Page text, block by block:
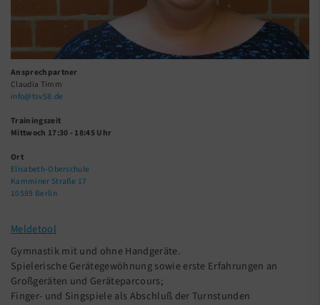
Ansprechpartner
Claudia Timm
info@tsv58.de
Trainingszeit
Mittwoch 17:30 - 18:45 Uhr
Ort
Elisabeth-Oberschule
Kamminer Straße 17
10589 Berlin
Meldetool
Gymnastik mit und ohne Handgeräte.
Spielerische Gerätegewöhnung sowie erste Erfahrungen an
Großgeräten und Geräteparcours;
Finger- und Singspiele als Abschluß der Turnstunden